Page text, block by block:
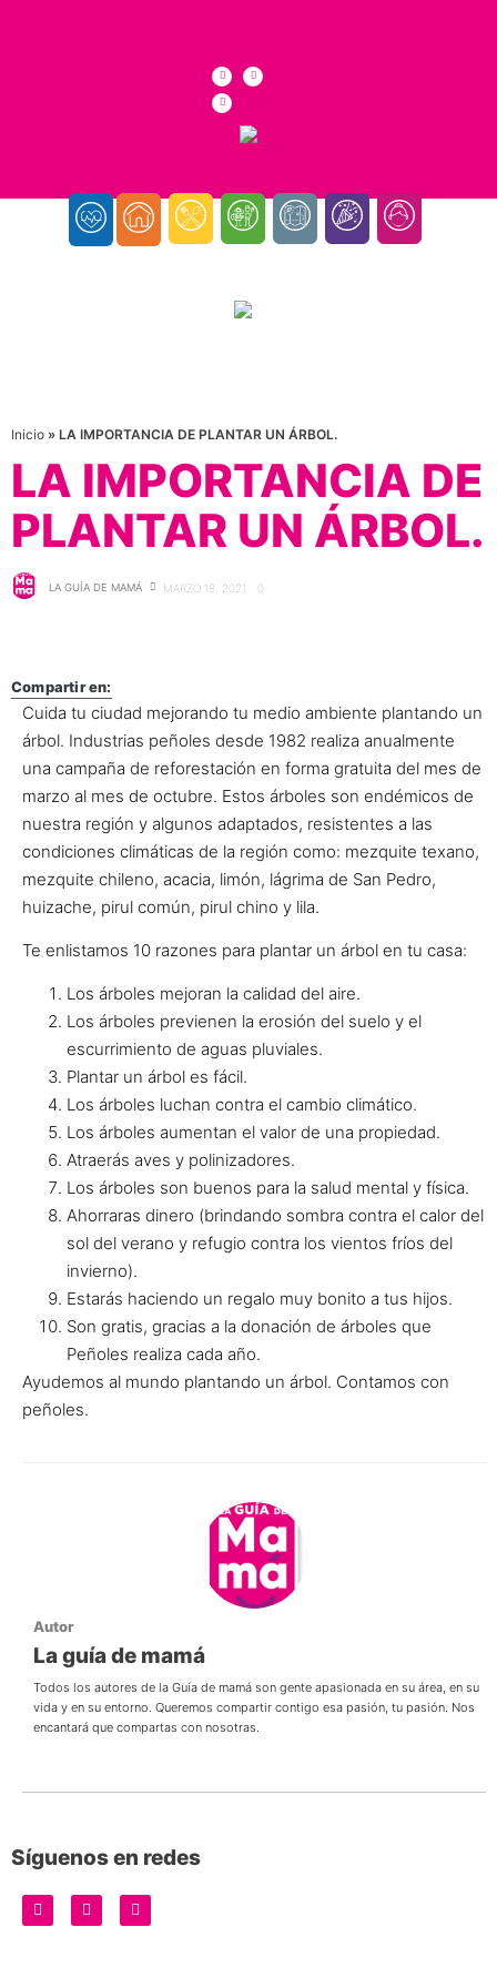
Inicio » LA IMPORTANCIA DE PLANTAR UN ÁRBOL.
LA IMPORTANCIA DE
PLANTAR UN ÁRBOL.
LA GUÍA DE MAMÁ MARZO 18, 2021 0
Compartir en:
Cuida tu ciudad mejorando tu medio ambiente plantando un
árbol. Industrias peñoles desde 1982 realiza anualmente
una campaña de reforestación en forma gratuita del mes de
marzo al mes de octubre. Estos árboles son endémicos de
nuestra región y algunos adaptados, resistentes a las
condiciones climáticas de la región como: mezquite texano,
mezquite chileno, acacia, limón, lágrima de San Pedro,
huizache, pirul común, pirul chino y lila.
Te enlistamos 10 razones para plantar un árbol en tu casa:
Los árboles mejoran la calidad del aire.
Los árboles previenen la erosión del suelo y el
escurrimiento de aguas pluviales.
Plantar un árbol es fácil.
Los árboles luchan contra el cambio climático.
Los árboles aumentan el valor de una propiedad.
Atraerás aves y polinizadores.
Los árboles son buenos para la salud mental y física.
Ahorraras dinero (brindando sombra contra el calor del
sol del verano y refugio contra los vientos fríos del
invierno).
Estarás haciendo un regalo muy bonito a tus hijos.
Son gratis, gracias a la donación de árboles que
Peñoles realiza cada año.
Ayudemos al mundo plantando un árbol. Contamos con
peñoles.
Autor
La guía de mamá
Todos los autores de la Guía de mamá son gente apasionada en su área, en su
vida y en su entorno. Queremos compartir contigo esa pasión, tu pasión. Nos
encantará que compartas con nosotras.
Síguenos en redes